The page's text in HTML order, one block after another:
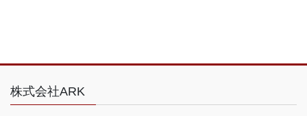
株式会社ARK